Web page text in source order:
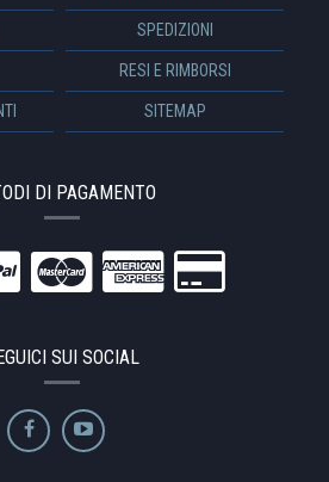
SPEDIZIONI
RESI E RIMBORSI
SITEMAP
DI PAGAMENTO
SUI SOCIAL